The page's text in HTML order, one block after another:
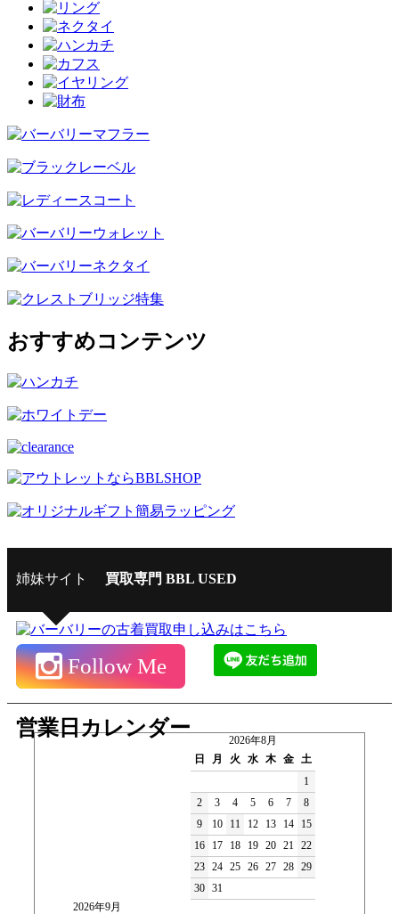
おすすめコンテンツ
姉妹サイト 買取専門 BBL USED
Follow Me
営業日カレンダー
2026年8月
日
月 火 水 木 金 土
1
2
3 4 5 6 7
8
9
10 11 12 13 14
15
16
17 18 19 20 21 22
23 24 25 26 27 28 29
30 31
2026年9月